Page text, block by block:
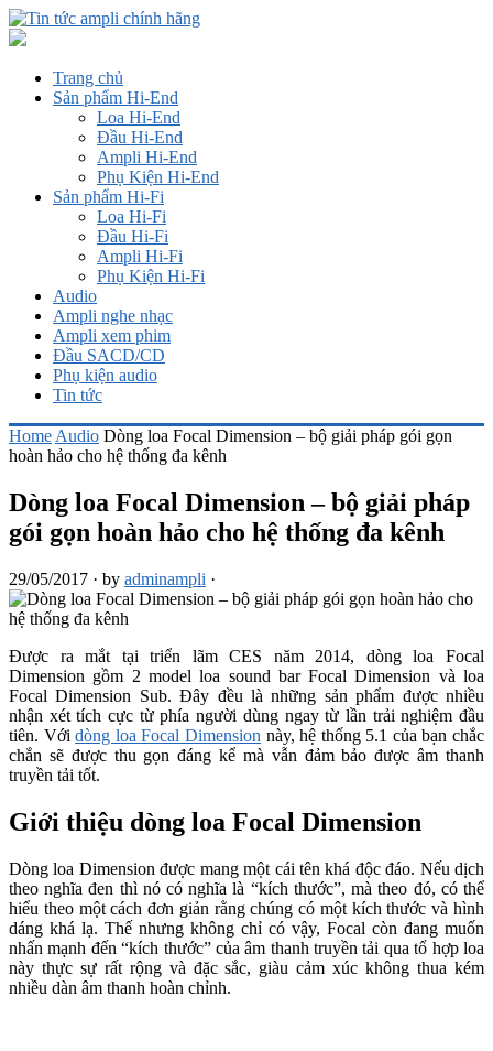
Trang chủ
Sản phẩm Hi-End
Loa Hi-End
Đầu Hi-End
Ampli Hi-End
Phụ Kiện Hi-End
Sản phẩm Hi-Fi
Loa Hi-Fi
Đầu Hi-Fi
Ampli Hi-Fi
Phụ Kiện Hi-Fi
Audio
Ampli nghe nhạc
Ampli xem phim
Đầu SACD/CD
Phụ kiện audio
Tin tức
Home Audio Dòng loa Focal Dimension – bộ giải pháp gói gọn
hoàn hảo cho hệ thống đa kênh
Dòng loa Focal Dimension – bộ giải pháp
gói gọn hoàn hảo cho hệ thống đa kênh
29/05/2017 · by adminampli ·
Được ra mắt tại triển lãm CES năm 2014, dòng loa Focal
Dimension gồm 2 model loa sound bar Focal Dimension và loa
Focal Dimension Sub. Đây đều là những sản phẩm được nhiều
nhận xét tích cực từ phía người dùng ngay từ lần trải nghiệm đầu
tiên. Vớidòng loa Focal Dimension này, hệ thống 5.1 của bạn chắc
chắn sẽ được thu gọn đáng kể mà vẫn đảm bảo được âm thanh
truyền tải tốt.
Giới thiệu dòng loa Focal Dimension
Dòng loa Dimension được mang một cái tên khá độc đáo. Nếu dịch
theo nghĩa đen thì nó có nghĩa là “kích thước”, mà theo đó, có thể
hiểu theo một cách đơn giản rằng chúng có một kích thước và hình
dáng khá lạ. Thế nhưng không chỉ có vậy, Focal còn đang muốn
nhấn mạnh đến “kích thước” của âm thanh truyền tải qua tổ hợp loa
này thực sự rất rộng và đặc sắc, giàu cảm xúc không thua kém
nhiều dàn âm thanh hoàn chỉnh.